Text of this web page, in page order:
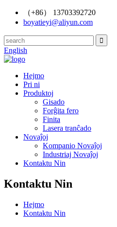
（+86） 13703392720
boyatieyi@aliyun.com
English
Hejmo
Pri ni
Produktoj
Gisado
Forĝita fero
Finita
Lasera tranĉado
Novaĵoj
Kompanio Novaĵoj
Industriaj Novaĵoj
Kontaktu Nin
Kontaktu Nin
Hejmo
Kontaktu Nin